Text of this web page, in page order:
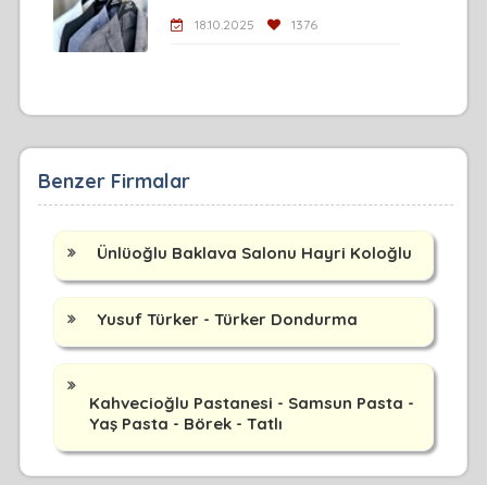
18.10.2025 1376
Benzer Firmalar
Ünlüoğlu Baklava Salonu Hayri Koloğlu
Yusuf Türker - Türker Dondurma
Kahvecioğlu Pastanesi - Samsun Pasta -
Yaş Pasta - Börek - Tatlı